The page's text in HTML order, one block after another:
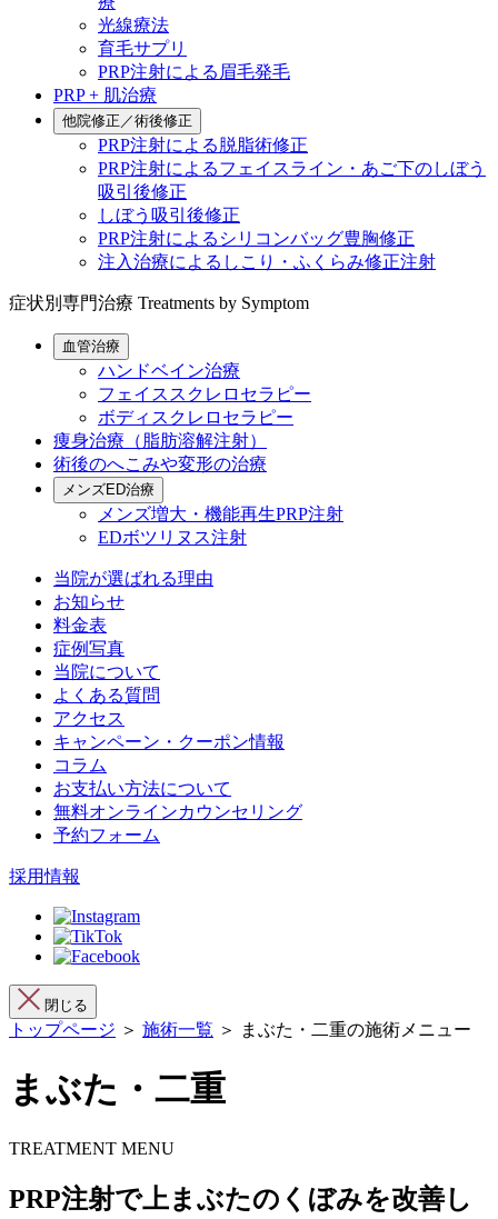
光線療法
育毛サプリ
PRP注射による眉毛発毛
PRP + 肌治療
他院修正／術後修正
PRP注射による脱脂術修正
PRP注射によるフェイスライン・あご下のしぼう
吸引後修正
しぼう吸引後修正
PRP注射によるシリコンバッグ豊胸修正
注入治療によるしこり・ふくらみ修正注射
症状別専門治療 Treatments by Symptom
血管治療
ハンドベイン治療
フェイススクレロセラピー
ボディスクレロセラピー
痩身治療（脂肪溶解注射）
術後のへこみや変形の治療
メンズED治療
メンズ増大・機能再生PRP注射
EDボツリヌス注射
当院が選ばれる理由
お知らせ
料金表
症例写真
当院について
よくある質問
アクセス
キャンペーン・クーポン情報
コラム
お支払い方法について
無料オンラインカウンセリング
予約フォーム
採用情報
閉じる
トップページ ＞ 施術一覧 ＞ まぶた・二重の施術メニュー
まぶた・二重
TREATMENT MENU
PRP注射で上まぶたのくぼみを改善し